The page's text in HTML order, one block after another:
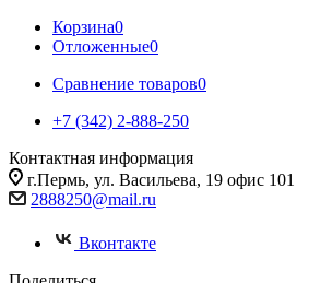
Корзина0
Отложенные0
Сравнение товаров0
+7 (342) 2-888-250
Контактная информация
г.Пермь, ул. Васильева, 19 офис 101
2888250@mail.ru
Вконтакте